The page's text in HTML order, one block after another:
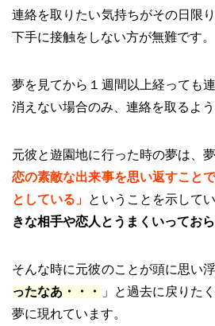
連絡を取りたい気持ちがその日限
下手に接触をしない方が無難です。
夢を見てから１週間以上経っても
消えない場合のみ、連絡を取るよう
元彼と遊園地に行った時の夢は、
恋の素敵な出来事を思い返すこと
としている」 ということを示して
きな相手や恋人とうまくいってお
そんな時に元彼のことが頭に思い
ったなあ・・・
」と過去に戻りた
夢に現れています。